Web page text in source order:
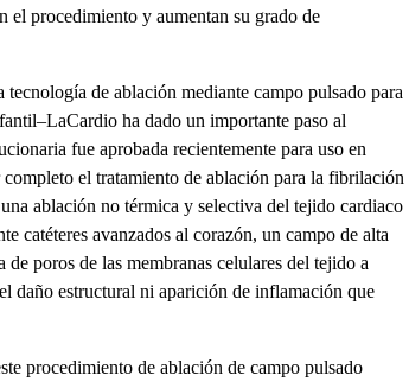
el procedimiento y aumentan su grado de
de ablación mediante campo pulsado para
ha dado un importante paso al
fue aprobada recientemente para uso en
el tratamiento de ablación para la fibrilación
ablación no térmica y selectiva del tejido cardiaco
catéteres avanzados al corazón, un campo de alta
poros de las membranas celulares del tejido a
daño estructural ni aparición de inflamación que
procedimiento de ablación de campo pulsado